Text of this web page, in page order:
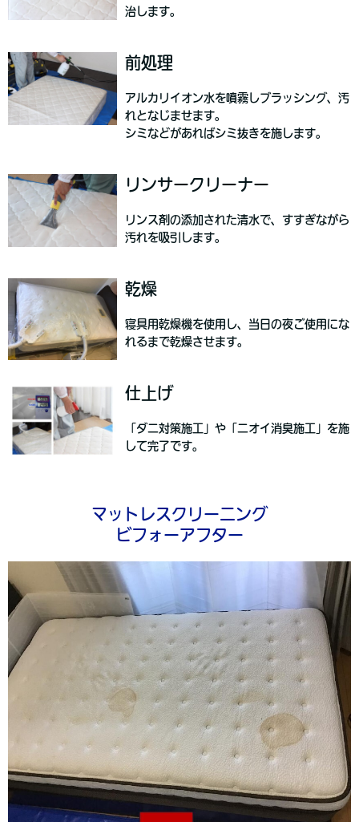
治します。
前処理
アルカリイオン水を噴霧しブラッシング、汚
れとなじませます。
シミなどがあればシミ抜きを施します。
リンサークリーナー
リンス剤の添加された清水で、すすぎながら
汚れを吸引します。
乾燥
寝具用乾燥機を使用し、当日の夜ご使用にな
れるまで乾燥させます。
仕上げ
「ダニ対策施工」や「ニオイ消臭施工」を施
して完了です。
マットレスクリーニング
ビフォーアフター